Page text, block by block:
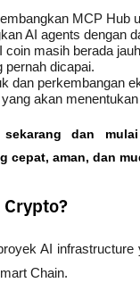
MCP Hub
AI agents dengan
coin masih berada
pernah dicapai.
dan perkembangan
akan
dan
cepat, aman, dan
AI infrastructure
Chain.